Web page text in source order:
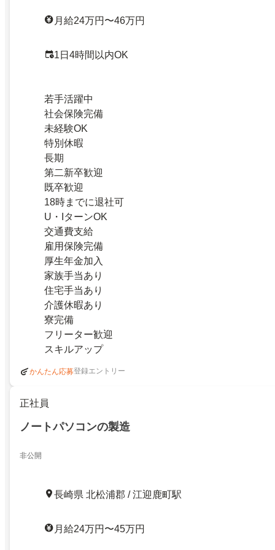
月給24万円〜46万円
1日4時間以内OK
若手活躍中
社会保険完備
未経験OK
特別休暇
長期
第二新卒歓迎
既卒歓迎
18時までに退社可
U・IターンOK
交通費支給
雇用保険完備
厚生年金加入
家族手当あり
住宅手当あり
介護休暇あり
寮完備
フリーター歓迎
スキルアップ
かんたん応募登録エントリー
正社員
ノートパソコンの製造
非公開
長崎県 北松浦郡 / 江迎鹿町駅
月給24万円〜45万円